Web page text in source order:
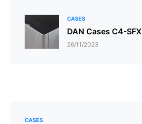
CASES
DAN Cases C4-SFX
26/11/2023
CASES